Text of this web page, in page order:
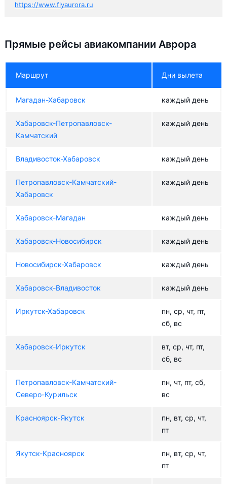
https://www.flyaurora.ru
Прямые рейсы авиакомпании Аврора
Маршрут Дни вылета
Магадан-Хабаровск каждый день
Хабаровск-Петропавловск-
Камчатский
каждый день
Владивосток-Хабаровск каждый день
Петропавловск-Камчатский-
Хабаровск
каждый день
Хабаровск-Магадан каждый день
Хабаровск-Новосибирск каждый день
Новосибирск-Хабаровск каждый день
Хабаровск-Владивосток каждый день
Иркутск-Хабаровск
пн, ср, чт, пт,
сб, вс
Хабаровск-Иркутск
вт, ср, чт, пт,
сб, вс
Петропавловск-Камчатский-
Северо-Курильск
пн, чт, пт, сб,
вс
Красноярск-Якутск
пн, вт, ср, чт,
пт
Якутск-Красноярск
пн, вт, ср, чт,
пт